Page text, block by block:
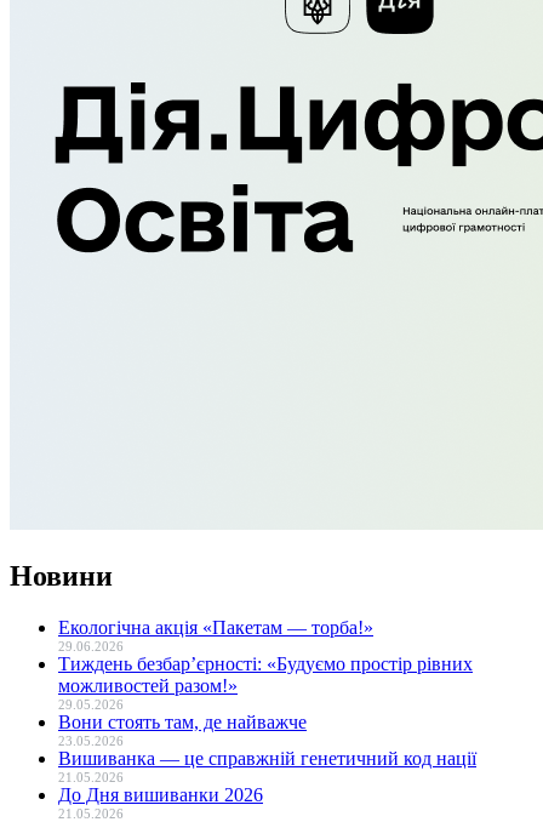
Новини
Екологічна акція «Пакетам — торба!»
29.06.2026
Тиждень безбар’єрності: «Будуємо простір рівних
можливостей разом!»
29.05.2026
Вони стоять там, де найважче
23.05.2026
Вишиванка — це справжній генетичний код нації
21.05.2026
До Дня вишиванки 2026
21.05.2026